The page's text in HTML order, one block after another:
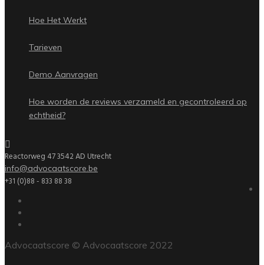
Hoe Het Werkt
Tarieven
Demo Aanvragen
Hoe worden de reviews verzameld en gecontroleerd op
echtheid?
Reactorweg 47 3542 AD Utrecht
info@advocaatscore.be
+31 (0)88 - 833 88 38
Advocaatscore © Advocaatscore 2022